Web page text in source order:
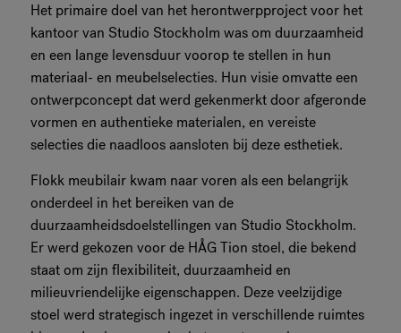
Het primaire doel van het herontwerpproject voor het
kantoor van Studio Stockholm was om duurzaamheid
en een lange levensduur voorop te stellen in hun
materiaal- en meubelselecties. Hun visie omvatte een
ontwerpconcept dat werd gekenmerkt door afgeronde
vormen en authentieke materialen, en vereiste
selecties die naadloos aansloten bij deze esthetiek.
Flokk meubilair kwam naar voren als een belangrijk
onderdeel in het bereiken van de
duurzaamheidsdoelstellingen van Studio Stockholm.
Er werd gekozen voor de HÅG Tion stoel, die bekend
staat om zijn flexibiliteit, duurzaamheid en
milieuvriendelijke eigenschappen. Deze veelzijdige
stoel werd strategisch ingezet in verschillende ruimtes